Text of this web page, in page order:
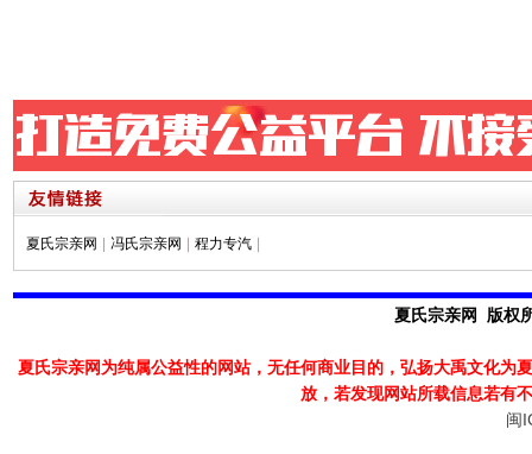
夏氏宗亲网 冯氏宗亲网 程力专汽
夏氏宗亲网 版权
夏氏宗亲网为纯属公益性的网站，无任何商业目的，弘扬大禹文化为
放，若发现网站所载信息若有
闽